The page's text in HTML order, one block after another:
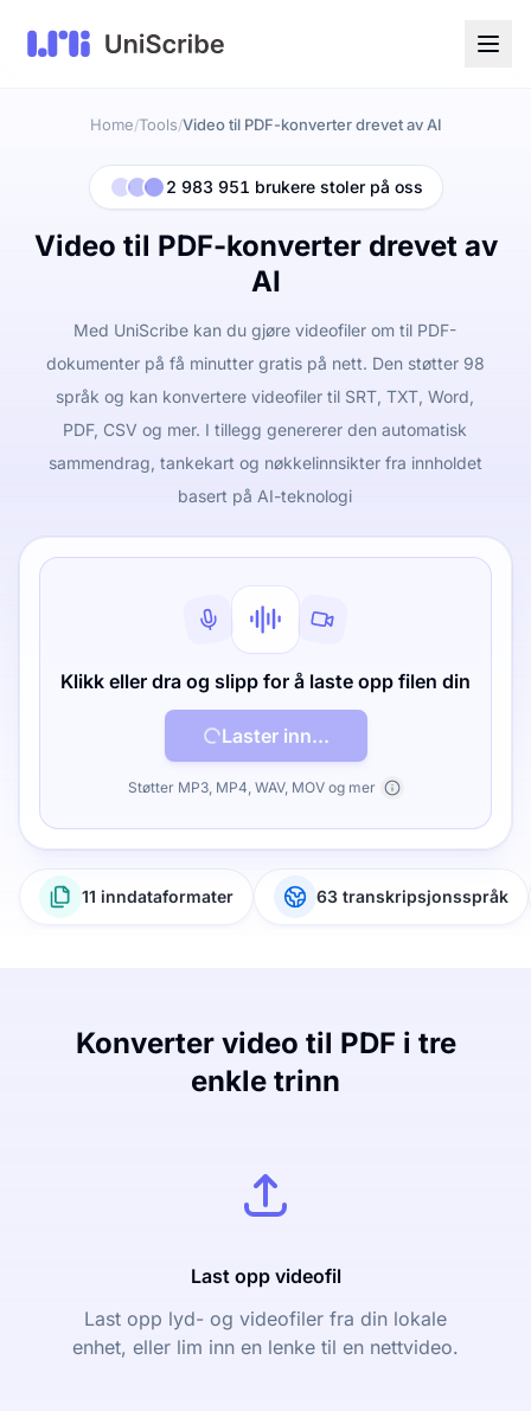
Home/Tools/Video til PDF-konverter drevet av AI
2 983 951 brukere stoler på oss
Video til PDF-konverter drevet av
AI
Med UniScribe kan du gjøre videofiler om til PDF-
dokumenter på få minutter gratis på nett. Den støtter 98
språk og kan konvertere videofiler til SRT, TXT, Word,
PDF, CSV og mer. I tillegg genererer den automatisk
sammendrag, tankekart og nøkkelinnsikter fra innholdet
basert på AI-teknologi
Klikk eller dra og slipp for å laste opp filen din
Laster inn...
Støtter MP3, MP4, WAV, MOV og mer
11 inndataformater 63 transkripsjonsspråk
Konverter video til PDF i tre
enkle trinn
Last opp videofil
Last opp lyd- og videofiler fra din lokale
enhet, eller lim inn en lenke til en nettvideo.